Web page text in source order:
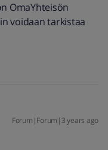
OmaYhteisön
voidaan tarkistaa
Forum|Forum|3 years ago